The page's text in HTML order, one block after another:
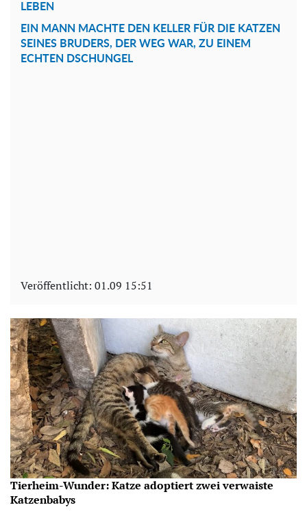
LEBEN
EIN MANN MACHTE DEN KELLER FÜR DIE KATZEN
SEINES BRUDERS, DER WEG WAR, ZU EINEM
ECHTEN DSCHUNGEL
Veröffentlicht: 01.09 15:51
Tierheim-Wunder: Katze adoptiert zwei verwaiste
Katzenbabys